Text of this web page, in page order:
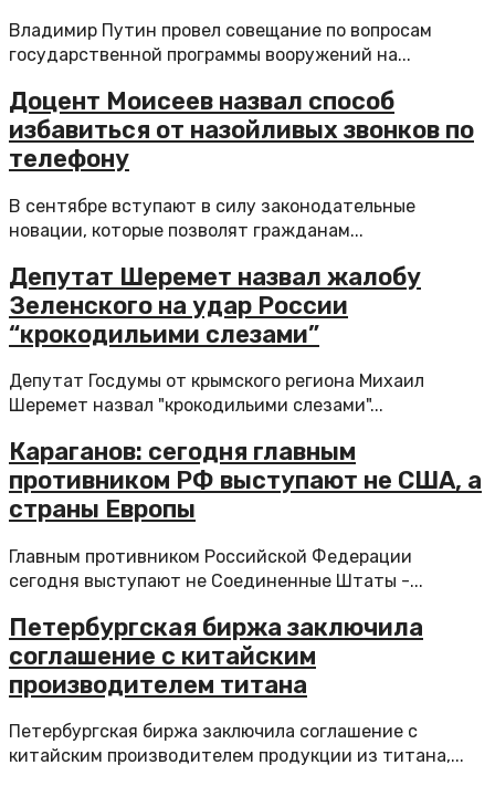
Владимир Путин провел совещание по вопросам
государственной программы вооружений на...
Доцент Моисеев назвал способ
избавиться от назойливых звонков по
телефону
В сентябре вступают в силу законодательные
новации, которые позволят гражданам...
Депутат Шеремет назвал жалобу
Зеленского на удар России
“крокодильими слезами”
Депутат Госдумы от крымского региона Михаил
Шеремет назвал "крокодильими слезами"...
Караганов: сегодня главным
противником РФ выступают не США, а
страны Европы
Главным противником Российской Федерации
сегодня выступают не Соединенные Штаты -...
Петербургская биржа заключила
соглашение с китайским
производителем титана
Петербургская биржа заключила соглашение с
китайским производителем продукции из титана,...